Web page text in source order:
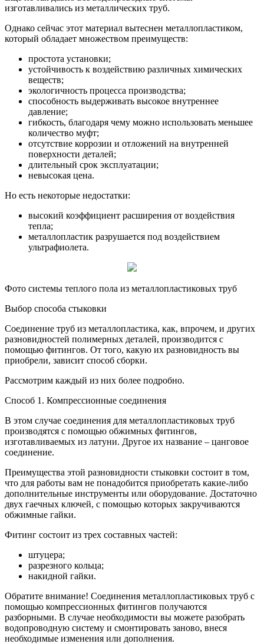
изготавливались из металлических труб.
Однако сейчас этот материал вытеснен металлопластиком,
который обладает множеством преимуществ:
простота установки;
устойчивость к воздействию различных химических
веществ;
экологичность процесса производства;
способность выдерживать высокое внутреннее
давление;
гибкость, благодаря чему можно использовать меньшее
количество муфт;
отсутствие коррозии и отложений на внутренней
поверхности деталей;
длительный срок эксплуатации;
невысокая цена.
Но есть некоторые недостатки:
высокий коэффициент расширения от воздействия
тепла;
металлопластик разрушается под воздействием
ультрафиолета.
Фото системы теплого пола из металлопластиковых труб
Выбор способа стыковки
Соединение труб из металлопластика, как, впрочем, и других
разновидностей полимерных деталей, производится с
помощью фитингов. От того, какую их разновидность вы
приобрели, зависит способ сборки.
Рассмотрим каждый из них более подробно.
Способ 1. Компрессионные соединения
В этом случае соединения для металлопластиковых труб
производятся с помощью обжимных фитингов,
изготавливаемых из латуни. Другое их название – цанговое
соединение.
Преимущества этой разновидности стыковки состоит в том,
что для работы вам не понадобится приобретать какие-либо
дополнительные инструменты или оборудование. Достаточно
двух гаечных ключей, с помощью которых закручиваются
обжимные гайки.
Фитинг состоит из трех составных частей:
штуцера;
разрезного кольца;
накидной гайки.
Обратите внимание! Соединения металлопластиковых труб с
помощью компрессионных фитингов получаются
разборными. В случае необходимости вы можете разобрать
водопроводную систему и смонтировать заново, внеся
необходимые изменения или дополнения.